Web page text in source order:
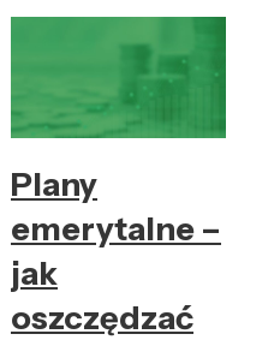
Plany
emerytalne –
jak
oszczędzać